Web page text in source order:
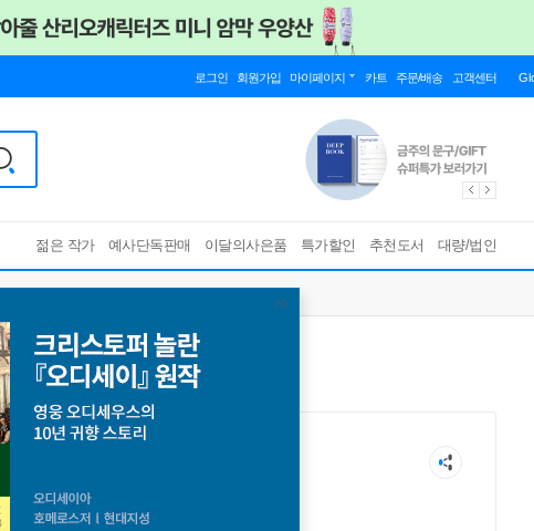
로그인 회원가입 마이페이지 카트 주문/배송 고객센터
젊은 작가 예사단독판매 이달의사은품 특가할인 추천도서 대량/법인